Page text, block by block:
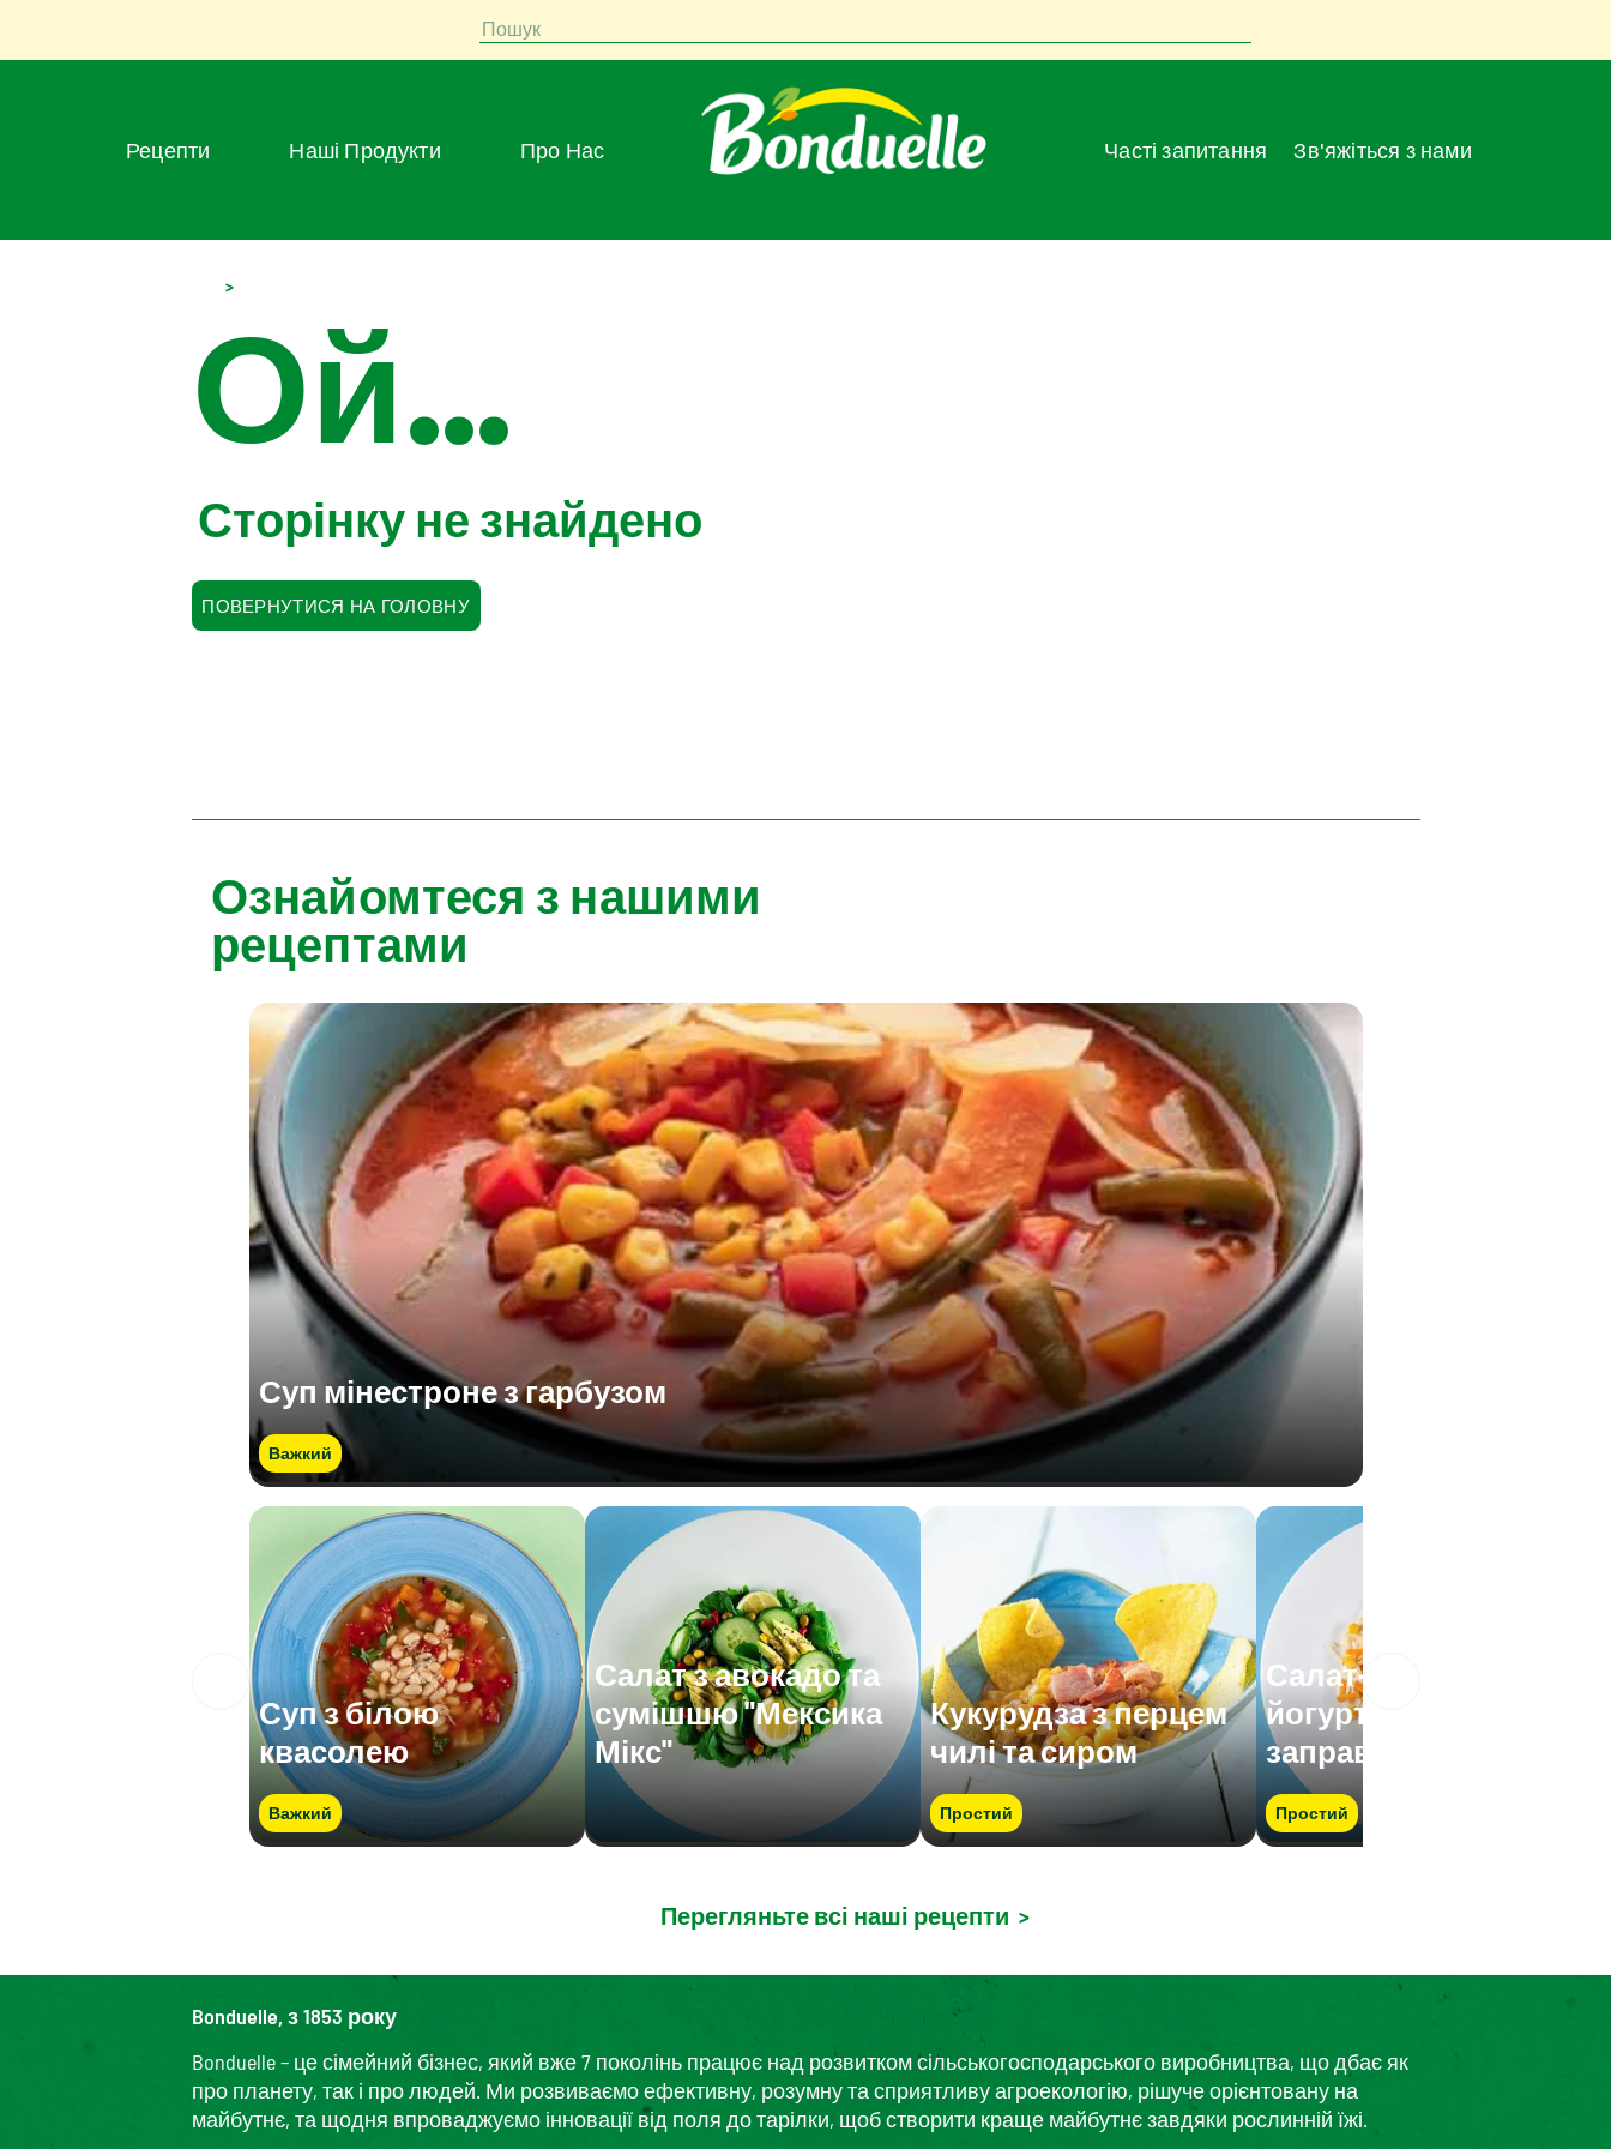
Пошук
Рецепти Наші Продукти Про Нас Часті запитання Зв'яжіться з нами
>
Ой...
Сторінку не знайдено
ПОВЕРНУТИСЯ НА ГОЛОВНУ
Ознайомтеся з нашими
рецептами
Суп мінестроне з гарбузом
Важкий
Суп з білою
квасолею
Важкий
Салат з авокадо та
сумішшю "Мексика
Мікс"
Кукурудза з перцем
чилі та сиром
Простий
Салат-асорті з
йогуртовою
заправкою
Простий
Перегляньте всі наші рецепти >
Bonduelle, з 1853 року
Bonduelle – це сімейний бізнес, який вже 7 поколінь працює над розвитком сільськогосподарського виробництва, що дбає як
про планету, так і про людей. Ми розвиваємо ефективну, розумну та сприятливу агроекологію, рішуче орієнтовану на
майбутнє, та щодня впроваджуємо інновації від поля до тарілки, щоб створити краще майбутнє завдяки рослинній їжі.